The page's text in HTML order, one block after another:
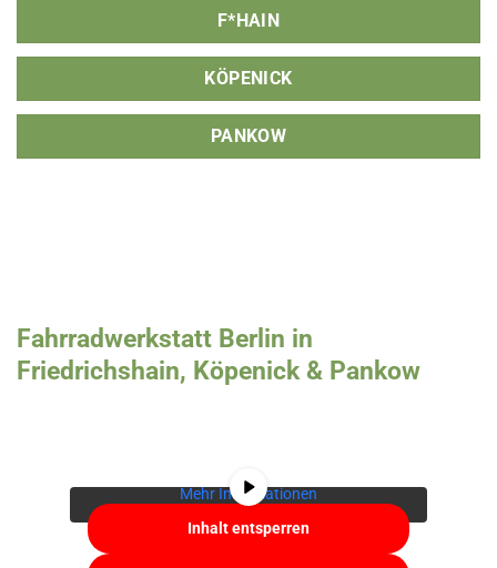
F*HAIN
KÖPENICK
PANKOW
Fahrradwerkstatt Berlin in
Friedrichshain, Köpenick & Pankow
Sie sehen gerade einen Platzhalterinhalt von
Mehr Informationen
Inhalt entsperren